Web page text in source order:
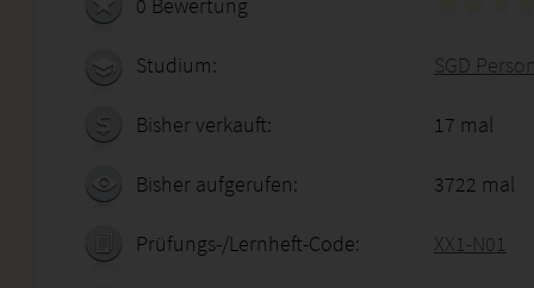
Studium: SGD
Bisher verkauft: 17 mal
Bisher aufgerufen: 3722 mal
Prüfungs-/Lernheft-Code: XX1-N01